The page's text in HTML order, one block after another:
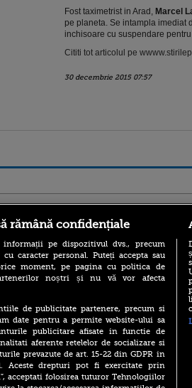
Fost taximetrist in Arad, Marcel
pe planeta. Se intampla imediat
inchisoare cu suspendare
Cititi tot articolul pe
30 decembrie 2015 07:57
la
rămână confidențiale
pe dispozitivul dvs., precum
caracter personal. Puteți accepta sau
moment, pe pagina cu politica de
noștri și nu vă vor afecta
de publicitate partenere, precum si
date pentru a permite website-ului sa
publicitare afisate in functie de
aferente retelelor de socializare si
prevazute de art. 15-22 din GDPR in
Aceste drepturi pot fi exercitate prin
acceptati folosirea tuturor Tehnologiilor